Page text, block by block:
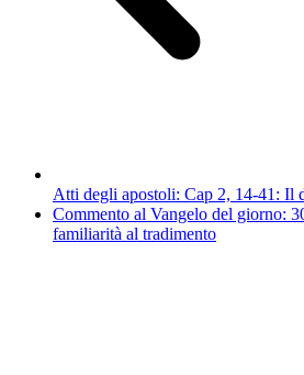
Atti degli apostoli: Cap 2, 14-41: Il
Commento al Vangelo del giorno:
familiarità al tradimento